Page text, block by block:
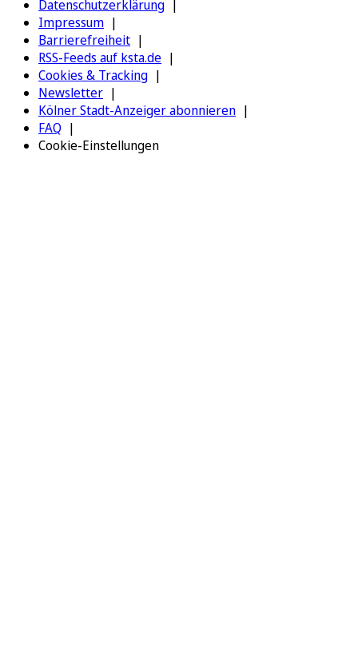
Datenschutzerklärung
Impressum
Barrierefreiheit
RSS-Feeds auf ksta.de
Cookies & Tracking
Newsletter
Kölner Stadt-Anzeiger abonnieren
FAQ
Cookie-Einstellungen